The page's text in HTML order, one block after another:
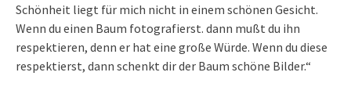
Schönheit liegt für mich nicht in einem schönen Gesicht.
Wenn du einen Baum fotografierst. dann mußt du ihn
respektieren, denn er hat eine große Würde. Wenn du diese
respektierst, dann schenkt dir der Baum schöne Bilder.“